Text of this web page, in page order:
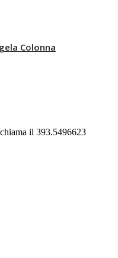
Colonna
il 393.5496623